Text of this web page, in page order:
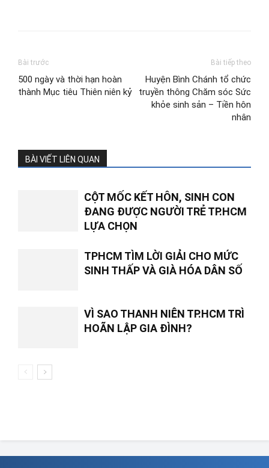
Bài trước
500 ngày và thời hạn hoàn
thành Mục tiêu Thiên niên kỷ
Bài tiếp theo
Huyện Bình Chánh tổ chức
truyền thông Chăm sóc Sức
khỏe sinh sản – Tiền hôn
nhân
BÀI VIẾT LIÊN QUAN
CỘT MỐC KẾT HÔN, SINH CON
ĐANG ĐƯỢC NGƯỜI TRẺ TP.HCM
LỰA CHỌN
TPHCM TÌM LỜI GIẢI CHO MỨC
SINH THẤP VÀ GIÀ HÓA DÂN SỐ
VÌ SAO THANH NIÊN TP.HCM TRÌ
HOÃN LẬP GIA ĐÌNH?